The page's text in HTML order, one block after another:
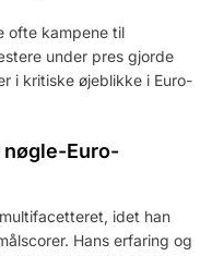
ofte kampene til
under pres gjorde
i kritiske øjeblikke i Euro-
nøgle-Euro-
idet han
Hans erfaring og